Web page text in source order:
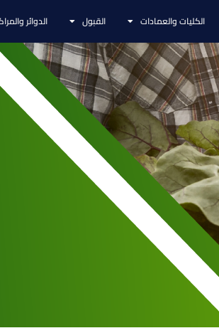
الكليات والعمادات القبول الدوائر